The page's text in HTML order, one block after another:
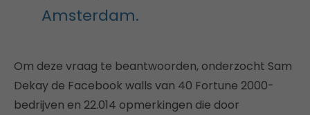
Amsterdam.
Om deze vraag te beantwoorden, onderzocht Sam
Dekay de Facebook walls van 40 Fortune 2000-
bedrijven en 22.014 opmerkingen die door